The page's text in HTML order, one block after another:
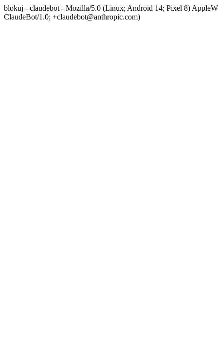
blokuj - claudebot - Mozilla/5.0 (Linux; Android 14; Pixel 8)
ClaudeBot/1.0; +claudebot@anthropic.com)